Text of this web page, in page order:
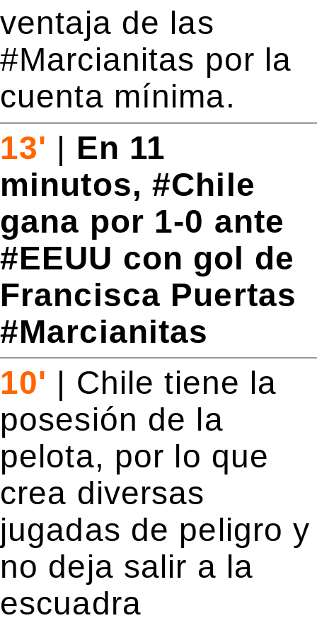
ventaja de las
#Marcianitas por la
cuenta mínima.
13' | En 11
minutos, #Chile
gana por 1-0 ante
#EEUU con gol de
Francisca Puertas
#Marcianitas
10'
Chile tiene la
posesión de la
pelota, por lo que
crea diversas
jugadas de peligro y
no deja salir a la
escuadra